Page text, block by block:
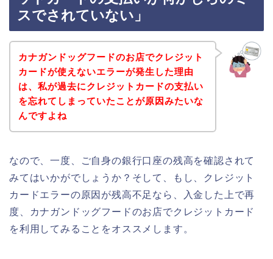
スでされていない」
カナガンドッグフードのお店でクレジット
カードが使えないエラーが発生した理由
は、私が過去にクレジットカードの支払い
を忘れてしまっていたことが原因みたいな
んですよね
なので、一度、ご自身の銀行口座の残高を確認されて
みてはいかがでしょうか？そして、もし、クレジット
カードエラーの原因が残高不足なら、入金した上で再
度、カナガンドッグフードのお店でクレジットカード
を利用してみることをオススメします。